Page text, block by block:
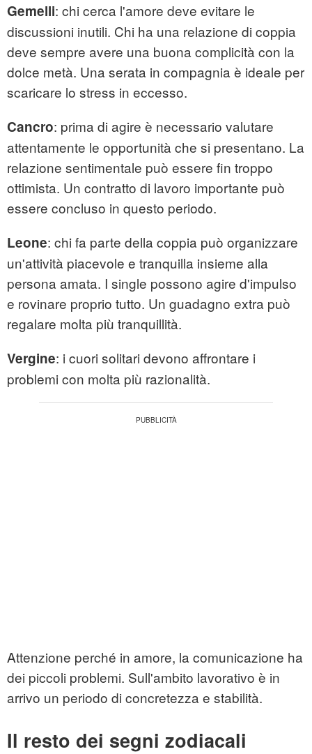
Gemelli: chi cerca l'amore deve evitare le
discussioni inutili. Chi ha una relazione di coppia
deve sempre avere una buona complicità con la
dolce metà. Una serata in compagnia è ideale per
scaricare lo stress in eccesso.
Cancro: prima di agire è necessario valutare
attentamente le opportunità che si presentano. La
relazione sentimentale può essere fin troppo
ottimista. Un contratto di lavoro importante può
essere concluso in questo periodo.
Leone: chi fa parte della coppia può organizzare
un'attività piacevole e tranquilla insieme alla
persona amata. I single possono agire d'impulso
e rovinare proprio tutto. Un guadagno extra può
regalare molta più tranquillità.
Vergine: i cuori solitari devono affrontare i
problemi con molta più razionalità.
Attenzione perché in amore, la comunicazione ha
dei piccoli problemi. Sull'ambito lavorativo è in
arrivo un periodo di concretezza e stabilità.
Il resto dei segni zodiacali